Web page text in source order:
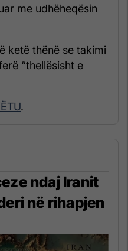
me udhëheqësin
ketë thënë se takimi
“thellësisht e
.
ndaj Iranit
në rihapjen